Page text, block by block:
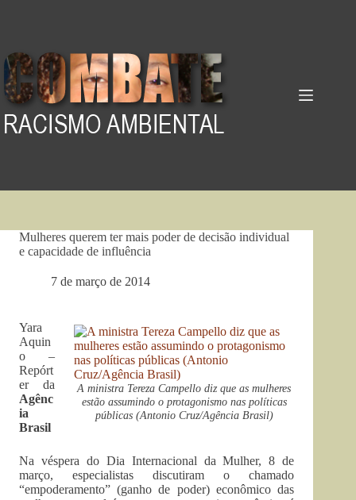
Mulheres querem ter mais poder de decisão individual
e capacidade de influência
7 de março de 2014
A ministra Tereza Campello diz que as mulheres
estão assumindo o protagonismo nas políticas
públicas (Antonio Cruz/Agência Brasil)
Yara
Aquin
o –
Repórt
er da
Agênc
ia
Brasil
Na véspera do Dia Internacional da Mulher, 8 de
março, especialistas discutiram o chamado
“empoderamento” (ganho de poder) econômico das